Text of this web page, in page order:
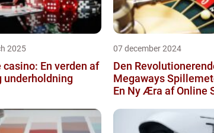
2025
casino: En verden af
underholdning
07 december 2024
Den
Megaways
En Ny Æra af Online